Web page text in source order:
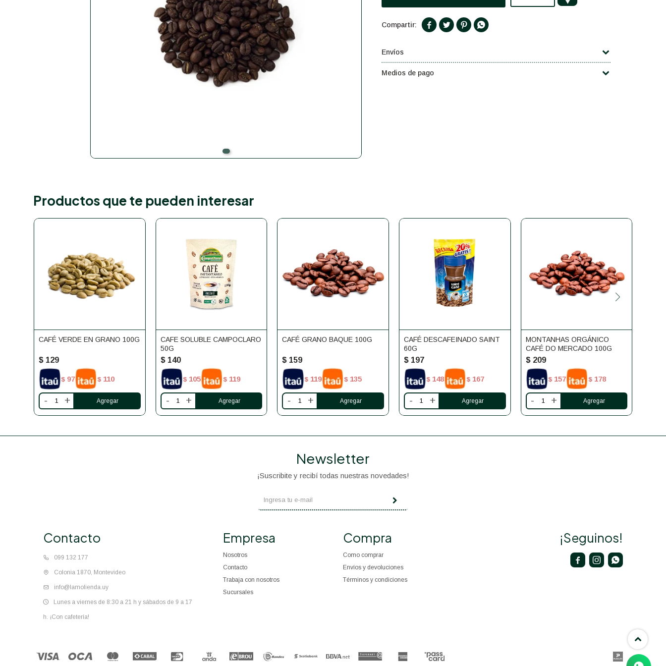
   
Envíos
Medios de pago
Productos que te pueden interesar
CAFÉ VERDE EN GRANO 100G
$ 129
$ 97 $ 110
- +
CAFE SOLUBLE CAMPOCLARO
50G
$ 140
$ 105 $ 119
- +
CAFÉ GRANO BAQUE 100G
$ 159
$ 119 $ 135
- +
CAFÉ DESCAFEINADO SAINT
60G
$ 197
$ 148 $ 167
- +
MONTANHAS ORGÁNICO
CAFÉ DO MERCADO 100G
$ 209
$ 157 $ 178
- +
Contacto
099 132 177
Colonia 1870, Montevideo
info@lamolienda.uy
Lunes a viernes de 8:30 a 21 h y sábados de 9 a 17
h. ¡Con cafetería!
Empresa
Nosotros
Contacto
Trabaja con nosotros
Sucursales
Compra
Como comprar
Envíos y devoluciones
Términos y condiciones
Newsletter
¡Suscribite y recibí todas nuestras novedades!
¡Seguinos!
  